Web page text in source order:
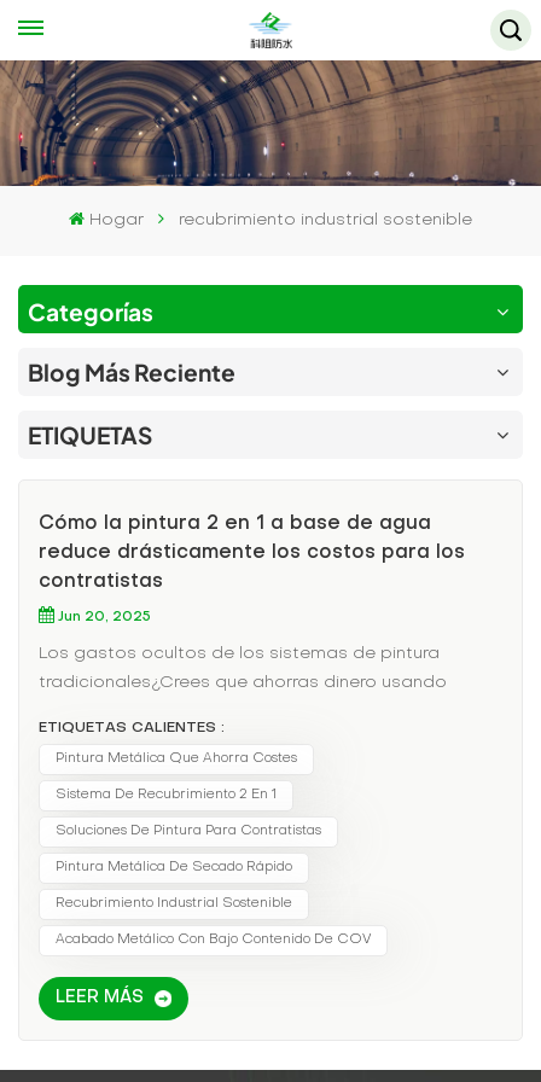
Hogar recubrimiento industrial sostenible
Categorías
Blog Más Reciente
ETIQUETAS
Cómo la pintura 2 en 1 a base de agua
reduce drásticamente los costos para los
contratistas
Jun 20, 2025
Los gastos ocultos de los sistemas de pintura
tradicionales¿Crees que ahorras dinero usando
esperando) múltiples capas.Desperdiciar: Restos de
imprimación y capa de acabado que caducan antes
por violaciones de COV (hasta $15,000 por
día).Cómo la pintura a base de agua 2 en 1 le permite
ahorrar dineroFactor de costoSistema tradicional2
(imprimación + capa superior)$800 (todo en
ETIQUETAS CALIENTES :
Pintura Metálica Que Ahorra Costes
Sistema De Recubrimiento 2 En 1
Soluciones De Pintura Para Contratistas
Pintura Metálica De Secado Rápido
Recubrimiento Industrial Sostenible
Acabado Metálico Con Bajo Contenido De COV
LEER MÁS